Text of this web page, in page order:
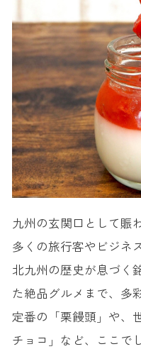
九州の玄関口として賑
多くの旅行客やビジネ
北九州の歴史が息づく
た絶品グルメまで、多
定番の「栗饅頭」や、
チョコ」など、ここで